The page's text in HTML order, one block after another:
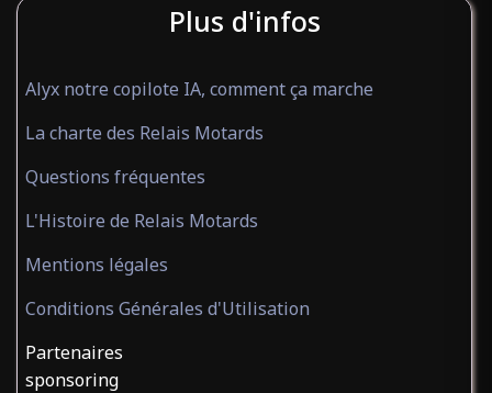
Plus d'infos
Alyx notre copilote IA, comment ça marche
La charte des Relais Motards
Questions fréquentes
L'Histoire de Relais Motards
Mentions légales
Conditions Générales d'Utilisation
Partenaires
sponsoring